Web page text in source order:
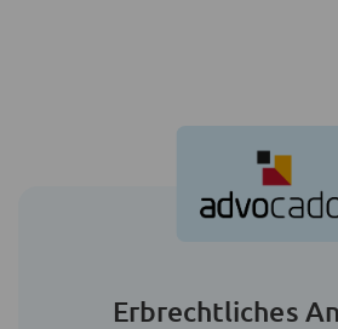
Erbrechtliches